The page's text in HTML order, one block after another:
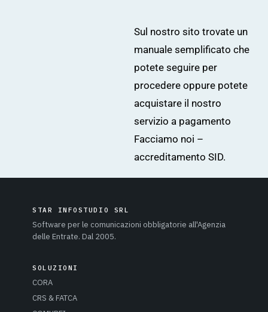
Sul nostro sito trovate un
manuale semplificato che
potete seguire per
procedere oppure potete
acquistare il nostro
servizio a pagamento
Facciamo noi –
accreditamento SID.
STAR INFOSTUDIO SRL
Software per le comunicazioni obbligatorie all'Agenzia
delle Entrate. Dal 2005.
SOLUZIONI
CORA
CRS & FATCA